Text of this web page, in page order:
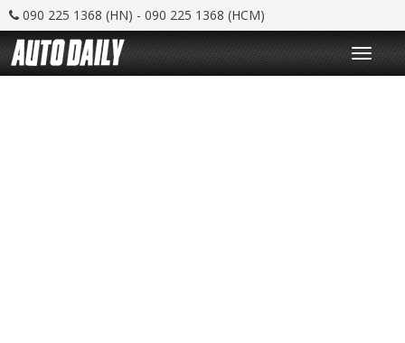
090 225 1368 (HN) - 090 225 1368 (HCM)
T
o
g